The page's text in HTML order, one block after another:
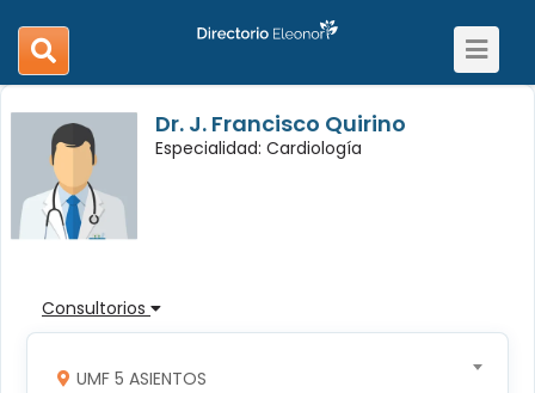
search
navigation
Toggle
Dr. J. Francisco Quirino
Especialidad: Cardiología
Consultorios
UMF 5 ASIENTOS